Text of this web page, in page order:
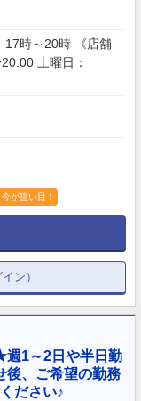
20時 《店舗
土曜日：
今が狙い目！
ン）
週1～2日や半日勤
後、ご希望の勤務
ださい♪